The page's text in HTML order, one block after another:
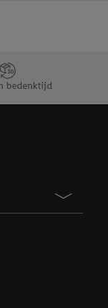
bedenktijd